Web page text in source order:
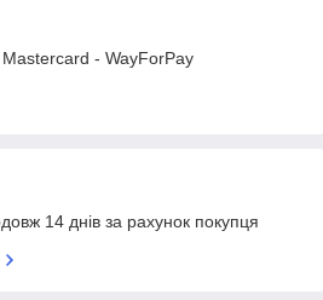
- WayForPay
14 днів за рахунок покупця